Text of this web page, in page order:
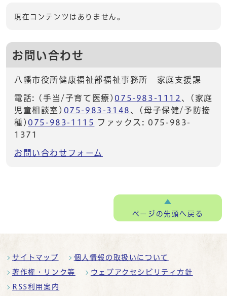
現在コンテンツはありません。
お問い合わせ
八幡市役所健康福祉部福祉事務所 家庭支援課
電話: (手当/子育て医療) 075-983-1112 、(家庭
児童相談室) 075-983-3148 、(母子保健/予防接
種) 075-983-1115 ファックス: 075-983-
1371
お問い合わせフォーム
ページの先頭へ戻る
サイトマップ 個人情報の取扱いについて
著作権・リンク等 ウェブアクセシビリティ方針
RSS利用案内